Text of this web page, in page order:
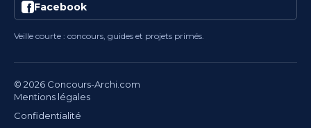
Facebook
Veille courte : concours, guides et projets primés.
© 2026 Concours-Archi.com
Mentions légales
Confidentialité